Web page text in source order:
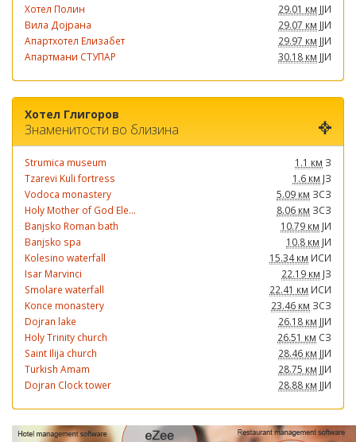
Хотел Полин
29.01 км ЈЈИ
Вила Дојрана
29.07 км ЈЈИ
Апартхотел Елизабет
29.97 км ЈЈИ
Апартмани СТУПАР
30.18 км ЈЈИ
Хотел Глигоров
Знаменитости во близина
Strumica museum 1.1 км З
Tzarevi Kuli fortress
1.6 км ЈЗ
Vodoca monastery
5.09 км ЗСЗ
Holy Mother of God Ele...
8.06 км ЗСЗ
Banjsko Roman bath
10.79 км ЈИ
Banjsko spa
10.8 км ЈИ
Kolesino waterfall
15.34 км ИСИ
Isar Marvinci
22.19 км ЈЗ
Smolare waterfall
22.41 км ИСИ
Konce monastery
23.46 км ЗСЗ
Dojran lake
26.18 км ЈЈИ
Holy Trinity church
26.51 км СЗ
Saint Ilija church
28.46 км ЈЈИ
Turkish Amam
28.75 км ЈЈИ
Dojran Clock tower
28.88 км ЈЈИ